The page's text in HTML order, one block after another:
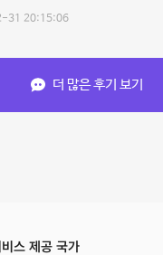
31 20:15:06
더 많은 후기 보기
스 제공 국가